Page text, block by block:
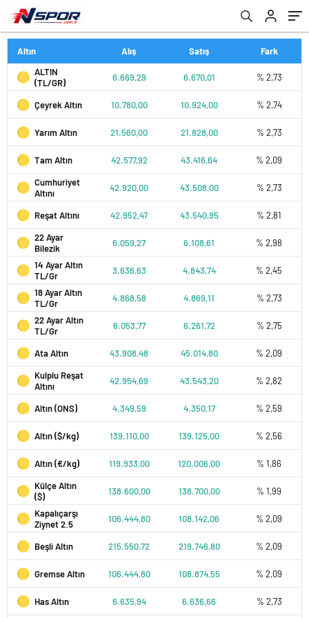
Altın Alış Satış
Fark
ALTIN
(TL/GR)
6.669,29 6.670,01 % 2,73
Çeyrek Altın 10.780,00 10.924,00 % 2,74
Yarım Altın 21.560,00 21.828,00 % 2,73
Tam Altın 42.577,92 43.416,64
% 2,09
Cumhuriyet
Altını
42.920,00 43.508,00 % 2,73
Reşat Altını 42.952,47 43.540,95
% 2,81
22 Ayar
Bilezik
6.059,27 6.108,61
% 2,98
14 Ayar Altın
TL/Gr
3.636,63 4.843,74
% 2,45
18 Ayar Altın
TL/Gr
4.868,58 4.869,11
% 2,73
22 Ayar Altın
TL/Gr
6.053,77 6.261,72 % 2,75
Ata Altın 43.908,48 45.014,80
% 2,09
Kulplu Reşat
Altını
42.954,69 43.543,20 % 2,82
Altın (ONS) 4.349,59 4.350,17 % 2,59
Altın ($/kg) 139.110,00 139.125,00 % 2,56
Altın (€/kg) 119.933,00 120.006,00
% 1,86
Külçe Altın
($)
138.600,00 138.700,00
% 1,99
Kapalıçarşı
Ziynet 2.5
106.444,80 108.142,06 % 2,09
Beşli Altın 215.550,72 219.746,80 % 2,09
Gremse Altın 106.444,80 108.874,55 % 2,09
Has Altın 6.635,94 6.636,66 % 2,73